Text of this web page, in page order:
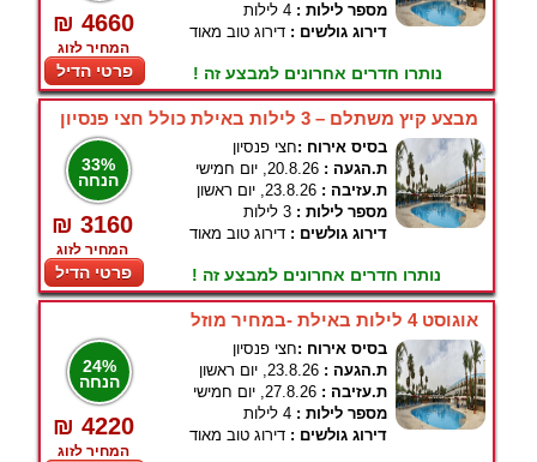
₪ 4660
המחיר לזוג
פרטי הדיל
מספר לילות : 4 לילות
דירוג גולשים : דירוג טוב מאוד
נותרו חדרים אחרונים למבצע זה !
מבצע קיץ משתלם – 3 לילות באילת כולל חצי פנסיון
33%
הנחה
₪ 3160
המחיר לזוג
פרטי הדיל
בסיס אירוח :חצי פנסיון
ת.הגעה : 20.8.26, יום חמישי
ת.עזיבה : 23.8.26, יום ראשון
מספר לילות : 3 לילות
דירוג גולשים : דירוג טוב מאוד
נותרו חדרים אחרונים למבצע זה !
אוגוסט 4 לילות באילת -במחיר מוזל
24%
הנחה
₪ 4220
המחיר לזוג
בסיס אירוח :חצי פנסיון
ת.הגעה : 23.8.26, יום ראשון
ת.עזיבה : 27.8.26, יום חמישי
מספר לילות : 4 לילות
דירוג גולשים : דירוג טוב מאוד